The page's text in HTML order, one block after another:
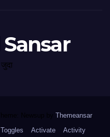
Newsup by Themeansar.
Activate
Activity